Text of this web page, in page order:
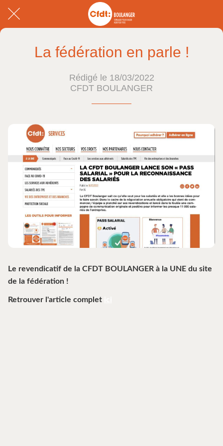
La fédération en parle !
Rédigé le 18/03/2022
CFDT BOULANGER
Le revendicatif de la CFDT BOULANGER à la UNE du site
de la fédération !
Retrouver l'article complet